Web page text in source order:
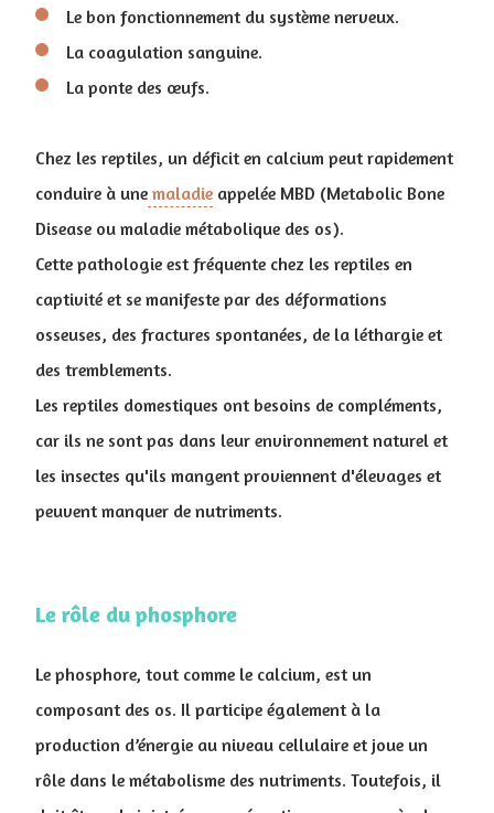
Le bon fonctionnement du système nerveux.
La coagulation sanguine.
La ponte des œufs.
Chez les reptiles, un déficit en calcium peut rapidement
conduire à une maladie appelée MBD (Metabolic Bone
Disease ou maladie métabolique des os).
Cette pathologie est fréquente chez les reptiles en
captivité et se manifeste par des déformations
osseuses, des fractures spontanées, de la léthargie et
des tremblements.
Les reptiles domestiques ont besoins de compléments,
car ils ne sont pas dans leur environnement naturel et
les insectes qu'ils mangent proviennent d'élevages et
peuvent manquer de nutriments.
Le rôle du phosphore
Le phosphore, tout comme le calcium, est un
composant des os. Il participe également à la
production d’énergie au niveau cellulaire et joue un
rôle dans le métabolisme des nutriments. Toutefois, il